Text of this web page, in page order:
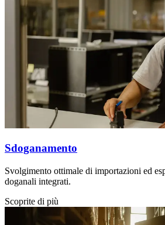
Sdoganamento
Svolgimento ottimale di importazioni ed
doganali integrati.
Scoprite di più